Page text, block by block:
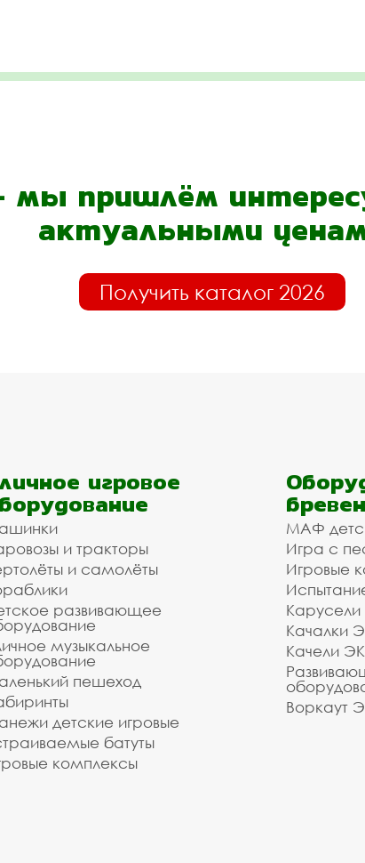
мы пришлём
актуальными
Получить каталог 2026
игровое
и тракторы
и самолёты
развивающее
музыкальное
пешеход
детские игровые
батуты
комплексы
МАФ
Игра с
Игровые
Качалки
Качели
Воркаут